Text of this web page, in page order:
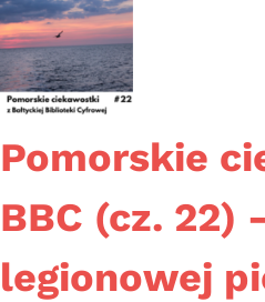
Pomorskie
BBC (cz. 22)
legionowej